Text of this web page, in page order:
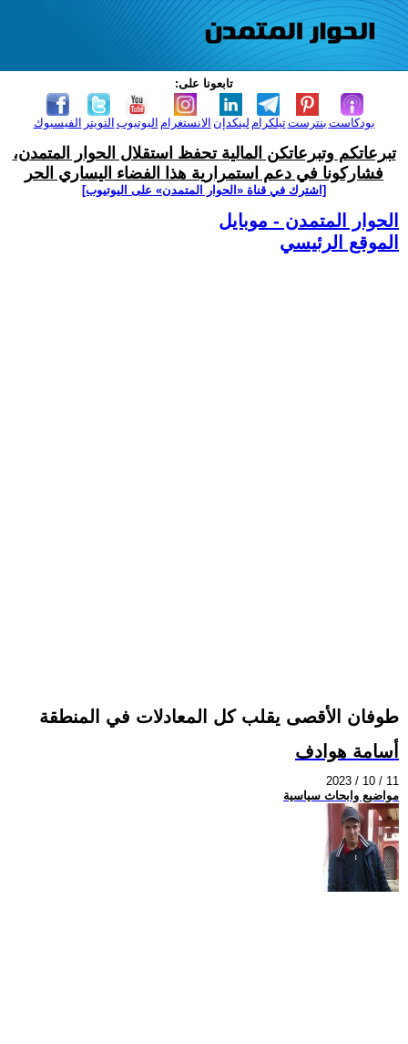
تابعونا على:
الفيسبوك التويتر اليوتيوب الانستغرام لينكدإن تيلكرامبنترست بودكاست
تبرعاتكم وتبرعاتكن المالية تحفظ استقلال الحوار المتمدن،
فشاركونا في دعم استمرارية هذا الفضاء اليساري الحر
[اشترك في قناة ‫«الحوار المتمدن» على اليوتيوب]
الحوار المتمدن - موبايل
الموقع الرئيسي
طوفان الأقصى يقلب كل المعادلات في المنطقة
أسامة هوادف
2023 / 10 / 11
مواضيع وابحاث سياسية